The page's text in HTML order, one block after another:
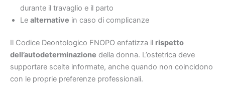
durante il travaglio e il parto
Le alternative in caso di complicanze
Il Codice Deontologico FNOPO enfatizza il rispetto
dell’autodeterminazione della donna. L’ostetrica deve
supportare scelte informate, anche quando non coincidono
con le proprie preferenze professionali.